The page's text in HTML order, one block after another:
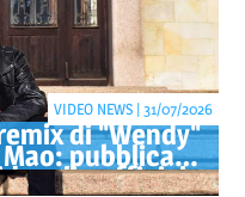
di "Wendy"
pubblicato
ufficiale
VIDEO NEWS | 31/07/2026